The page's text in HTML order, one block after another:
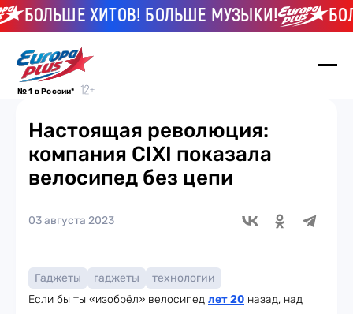
БОЛЬШЕ ХИТОВ! БОЛЬШЕ МУЗЫКИ!
№ 1 в России*
Настоящая революция:
компания CIXI показала
велосипед без цепи
03 августа 2023
Гаджеты гаджеты
технологии
Если бы ты «изобрёл» велосипед лет 20 назад, над